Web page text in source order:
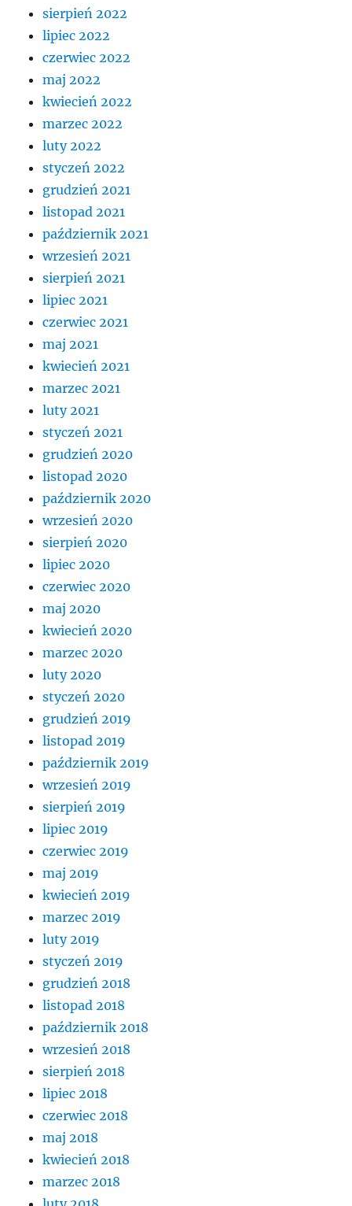
sierpień 2022
lipiec 2022
czerwiec 2022
maj 2022
kwiecień 2022
marzec 2022
luty 2022
styczeń 2022
grudzień 2021
listopad 2021
październik 2021
wrzesień 2021
sierpień 2021
lipiec 2021
czerwiec 2021
maj 2021
kwiecień 2021
marzec 2021
luty 2021
styczeń 2021
grudzień 2020
listopad 2020
październik 2020
wrzesień 2020
sierpień 2020
lipiec 2020
czerwiec 2020
maj 2020
kwiecień 2020
marzec 2020
luty 2020
styczeń 2020
grudzień 2019
listopad 2019
październik 2019
wrzesień 2019
sierpień 2019
lipiec 2019
czerwiec 2019
maj 2019
kwiecień 2019
marzec 2019
luty 2019
styczeń 2019
grudzień 2018
listopad 2018
październik 2018
wrzesień 2018
sierpień 2018
lipiec 2018
czerwiec 2018
maj 2018
kwiecień 2018
marzec 2018